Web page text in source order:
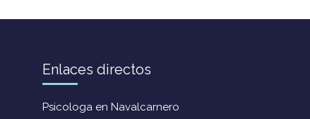
Enlaces directos
Psicologa en Navalcarnero